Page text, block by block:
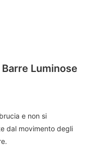
Luminose
e non si
dal movimento degli